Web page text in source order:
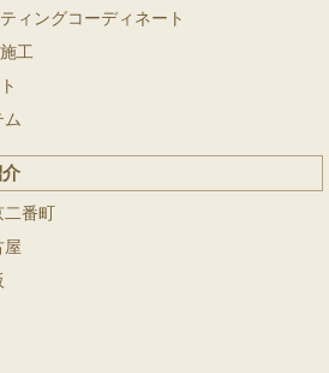
ィングコーディネート
工
ム
番町
屋